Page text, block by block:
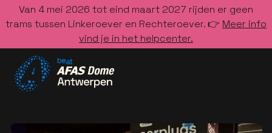
Van 4 mei 2026 tot eind maart 2027 rijden er geen
trams tussen Linkeroever en Rechteroever. 👉 Meer info
vind je in het helpcenter.